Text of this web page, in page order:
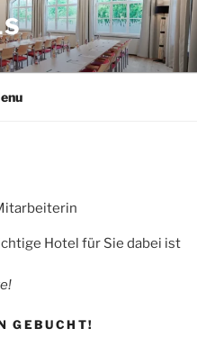
Hotel für Sie dabei ist
GEBUCHT!